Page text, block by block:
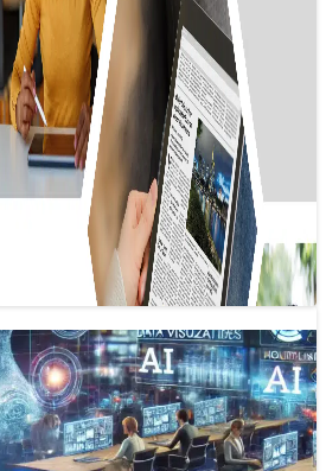
2025: Sự hồi sinh của
nhiều thách thức với báo chí, một
lên đó là sự hồi…